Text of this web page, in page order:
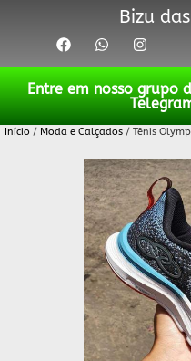
Bizu
Entre em nosso grupo
Início / Moda e Calçados / Tênis